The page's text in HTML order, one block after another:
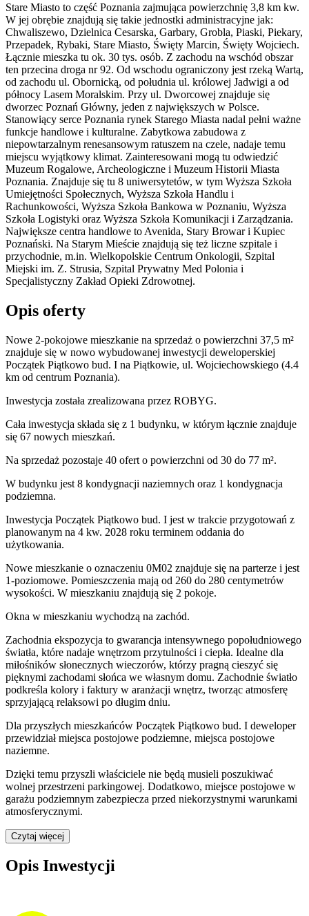
Stare Miasto to część Poznania zajmująca powierzchnię 3,8 km kw.
W jej obrębie znajdują się takie jednostki administracyjne jak:
Chwaliszewo, Dzielnica Cesarska, Garbary, Grobla, Piaski, Piekary,
Przepadek, Rybaki, Stare Miasto, Święty Marcin, Święty Wojciech.
Łącznie mieszka tu ok. 30 tys. osób. Z zachodu na wschód obszar
ten przecina droga nr 92. Od wschodu ograniczony jest rzeką Wartą,
od zachodu ul. Obornicką, od południa ul. królowej Jadwigi a od
północy Lasem Moralskim. Przy ul. Dworcowej znajduje się
dworzec Poznań Główny, jeden z największych w Polsce.
Stanowiący serce Poznania rynek Starego Miasta nadal pełni ważne
funkcje handlowe i kulturalne. Zabytkowa zabudowa z
niepowtarzalnym renesansowym ratuszem na czele, nadaje temu
miejscu wyjątkowy klimat. Zainteresowani mogą tu odwiedzić
Muzeum Rogalowe, Archeologiczne i Muzeum Historii Miasta
Poznania. Znajduje się tu 8 uniwersytetów, w tym Wyższa Szkoła
Umiejętności Społecznych, Wyższa Szkoła Handlu i
Rachunkowości, Wyższa Szkoła Bankowa w Poznaniu, Wyższa
Szkoła Logistyki oraz Wyższa Szkoła Komunikacji i Zarządzania.
Największe centra handlowe to Avenida, Stary Browar i Kupiec
Poznański. Na Starym Mieście znajdują się też liczne szpitale i
przychodnie, m.in. Wielkopolskie Centrum Onkologii, Szpital
Miejski im. Z. Strusia, Szpital Prywatny Med Polonia i
Specjalistyczny Zakład Opieki Zdrowotnej.
Opis oferty
Nowe 2-pokojowe mieszkanie na sprzedaż o powierzchni 37,5 m²
znajduje się w nowo wybudowanej inwestycji deweloperskiej
Początek Piątkowo bud. I na Piątkowie, ul. Wojciechowskiego (4.4
km od centrum Poznania).
Inwestycja została zrealizowana przez ROBYG.
Cała inwestycja składa się z 1 budynku, w którym łącznie znajduje
się 67 nowych mieszkań.
Na sprzedaż pozostaje 40 ofert o powierzchni od 30 do 77 m².
W budynku jest 8 kondygnacji naziemnych oraz 1 kondygnacja
podziemna.
Inwestycja Początek Piątkowo bud. I jest w trakcie przygotowań z
planowanym na 4 kw. 2028 roku terminem oddania do
użytkowania.
Nowe mieszkanie o oznaczeniu 0M02 znajduje się na parterze i jest
1-poziomowe. Pomieszczenia mają od 260 do 280 centymetrów
wysokości. W mieszkaniu znajdują się 2 pokoje.
Okna w mieszkaniu wychodzą na zachód.
Zachodnia ekspozycja to gwarancja intensywnego popołudniowego
światła, które nadaje wnętrzom przytulności i ciepła. Idealne dla
miłośników słonecznych wieczorów, którzy pragną cieszyć się
pięknymi zachodami słońca we własnym domu. Zachodnie światło
podkreśla kolory i faktury w aranżacji wnętrz, tworząc atmosferę
sprzyjającą relaksowi po długim dniu.
Dla przyszłych mieszkańców Początek Piątkowo bud. I deweloper
przewidziałmiejsca postojowe podziemne, miejsca postojowe
naziemne.
Dzięki temu przyszli właściciele nie będą musieli poszukiwać
wolnej przestrzeni parkingowej. Dodatkowo, miejsce postojowe w
garażu podziemnym zabezpiecza przed niekorzystnymi warunkami
atmosferycznymi.
Czytaj więcej
Opis Inwestycji